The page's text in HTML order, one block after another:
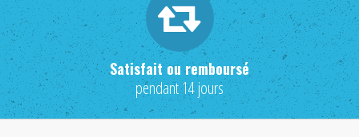
Satisfait ou remboursé
pendant 14 jours